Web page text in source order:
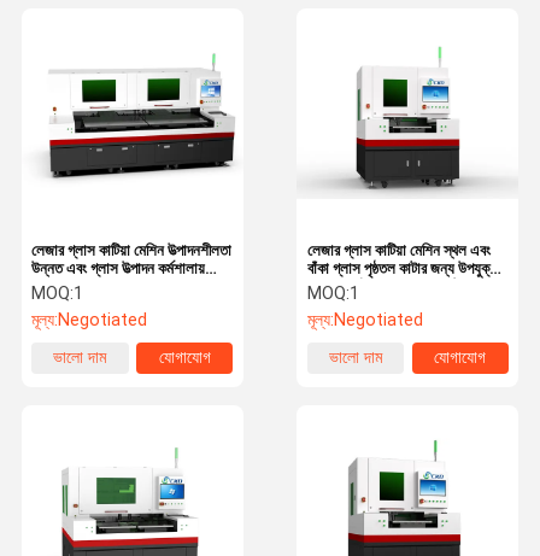
লেজার গ্লাস কাটিয়া মেশিন স্থল এবং
বাঁকা গ্লাস পৃষ্ঠতল কাটার জন্য উপযুক্ত
ধ্রুবক নির্ভুলতা এবং দক্ষতা সঠিকতা ±
0.01mm
MOQ:1
মূল্য:Negotiated
ভালো দাম
যোগাযোগ
লেজার গ্লাস কাটিয়া মেশিন উত্পাদনশীলতা
উন্নত এবং গ্লাস উত্পাদন কর্মশালায়
হস্তমৈথুন হ্রাস করার জন্য ডিজাইন করা
হয়েছে
MOQ:1
মূল্য:Negotiated
ভালো দাম
যোগাযোগ